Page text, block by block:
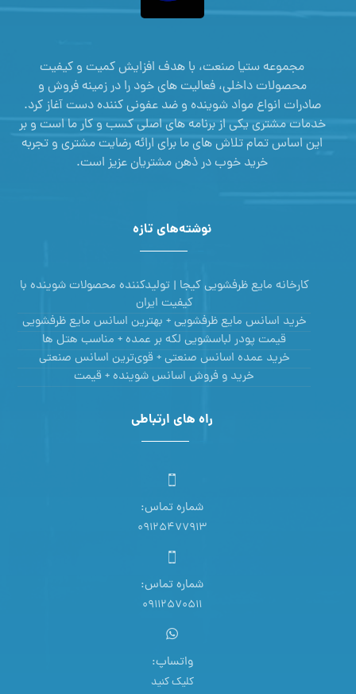
مجموعه ستیا صنعت، با هدف افزایش کمیت و کیفیت
محصولات داخلی، فعالیت های خود را در زمینه فروش و
صادرات انواع مواد شوینده و ضد عفونی کننده دست آغاز کرد.
خدمات مشتری یکی از برنامه های اصلی کسب و کار ما است و بر
این اساس تمام تلاش های ما برای ارائه رضایت مشتری و تجربه
خرید خوب در ذهن مشتریان عزیز است.
نوشته‌های تازه
کارخانه مایع ظرفشویی کیجا | تولیدکننده محصولات شوینده با
کیفیت ایران
خرید اسانس مایع ظرفشویی + بهترین اسانس مایع ظرفشویی
قیمت پودر لباسشویی لکه بر عمده + مناسب هتل ها
خرید عمده اسانس صنعتی + قوی‌ترین اسانس‌ صنعتی
خرید و فروش اسانس شوینده + قیمت
راه های ارتباطی
شماره تماس:
09125477913
شماره تماس:
09112570511
واتساپ:
کلیک کنید